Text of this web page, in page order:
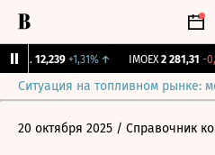
12,239 +1,31%↑ IMOEX 2 281,31 -
Ситуация на топливном рынке:
20 октября 2025 / Справочник